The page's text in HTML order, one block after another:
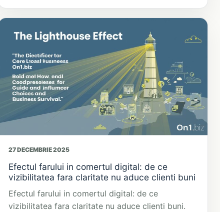
27 DECEMBRIE 2025
Efectul farului in comertul digital: de ce
vizibilitatea fara claritate nu aduce clienti buni
Efectul farului in comertul digital: de ce
vizibilitatea fara claritate nu aduce clienti buni.